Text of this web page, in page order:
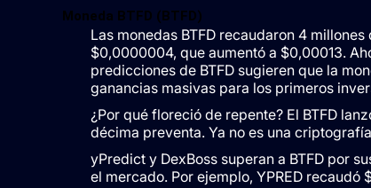
Moneda BTFD (BTFD)
Las monedas BTFD recaudaron 4
$0,0000004, que aumentó a $0,00013.
predicciones de BTFD sugieren que la
ganancias masivas para los primeros
¿Por qué floreció de repente? El BTFD
décima preventa. Ya no es una
yPredict y DexBoss superan a BTFD por
el mercado. Por ejemplo, YPRED